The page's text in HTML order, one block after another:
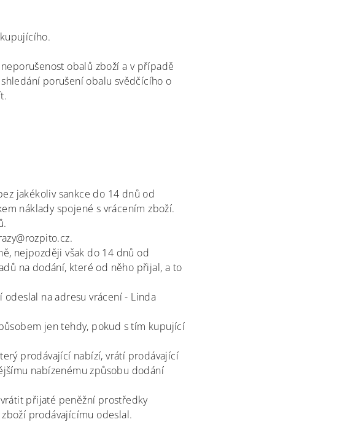
obalů zboží a v případě
porušení obalu svědčícího o
jakékoliv sankce do 14 dnů od
náklady spojené s vrácením zboží.
nejpozději však do 14 dnů od
na dodání, které od něho přijal, a to
odeslal na adresu vrácení - Linda
jen tehdy, pokud s tím kupující
prodávající nabízí, vrátí prodávající
nabízenému způsobu dodání
přijaté peněžní prostředky
prodávajícímu odeslal.